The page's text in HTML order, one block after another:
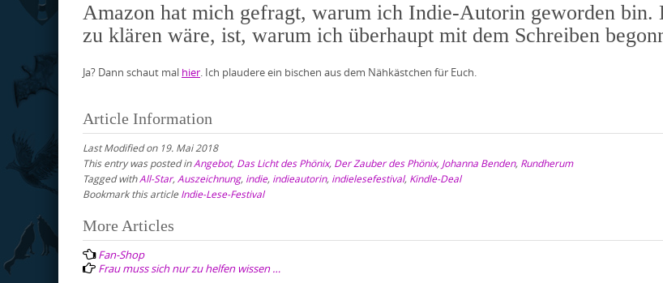
Amazon hat mich gefragt, warum ich Indie-Autorin geworden bin.
zu klären wäre, ist, warum ich überhaupt mit dem Schreiben
Ja? Dann schaut mal hier. Ich plaudere ein bischen aus dem Nähkästchen für Euch.
Article Information
Last Modified on 19. Mai 2018
This entry was posted inAngebot, Das Licht des Phönix, Der Zauber des Phönix, Johanna Benden, Rundherum
Tagged withAll-Star,Auszeichnung, indie, indieautorin, indielesefestival, Kindle-Deal
Bookmark this article Indie-Lese-Festival
Post
navigation
More Articles
Fan-Shop
Frau muss sich nur zu helfen wissen …